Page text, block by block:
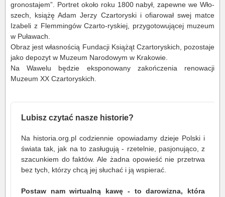
gronostajem”. Portret około roku 1800 nabył, zapewne we Wło-
szech, książę Adam Jerzy Czartoryski i ofiarował swej matce
Izabeli z Flemmingów Czarto-ryskiej, przygotowującej muzeum
w Puławach.
Obraz jest własnością Fundacji Książąt Czartoryskich, pozostaje
jako depozyt w Muzeum Narodowym w Krakowie.
Na Wawelu będzie eksponowany zakończenia renowacji
Muzeum XX Czartoryskich.
Lubisz czytać nasze historie?
Na historia.org.pl codziennie opowiadamy dzieje Polski i
świata tak, jak na to zasługują - rzetelnie, pasjonująco, z
szacunkiem do faktów. Ale żadna opowieść nie przetrwa
bez tych, którzy chcą jej słuchać i ją wspierać.
Postaw nam wirtualną kawę - to darowizna, która